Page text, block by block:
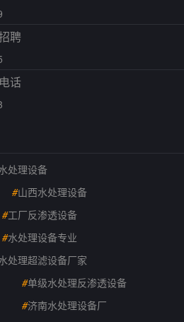
聘
话
处理设备
#山西水处理设备
#工厂反渗透设备
#水处理设备专业
处理超滤设备厂家
#单级水处理反渗透设备
#济南水处理设备厂